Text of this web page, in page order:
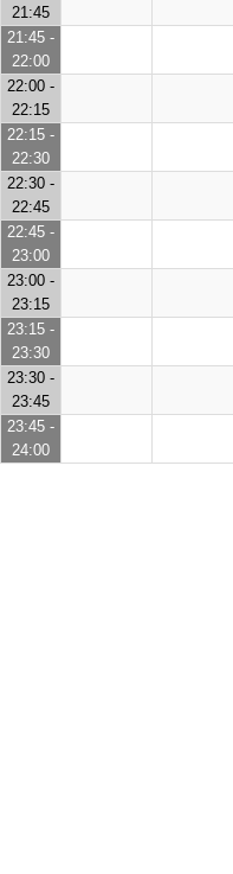
21:45
21:45 -
22:00
22:00 -
22:15
22:15 -
22:30
22:30 -
22:45
22:45 -
23:00
23:00 -
23:15
23:15 -
23:30
23:30 -
23:45
23:45 -
24:00